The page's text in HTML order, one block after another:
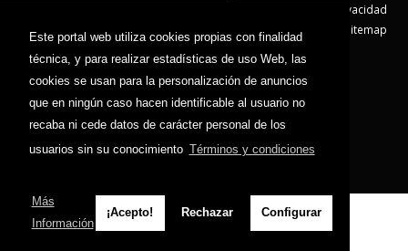
Este portal web utiliza cookies propias con finalidad
técnica, y para realizar estadísticas de uso Web, las
cookies se usan para la personalización de anuncios
que en ningún caso hacen identificable al usuario no
recaba ni cede datos de carácter personal de los
usuarios sin su conocimiento Términos y condiciones
Más
Información
¡Acepto! Rechazar Configurar
Política de Privacidad
Política de Cookies
Sitemap
© 2026 - Todos los derechos reservados.